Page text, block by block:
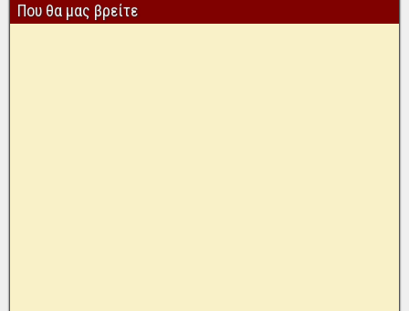
Που θα μας βρείτε